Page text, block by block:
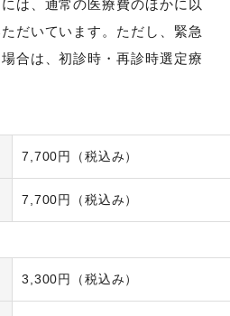
は、通常の医療費のほかに以
だいています。ただし、緊急
合は、初診時・再診時選定療
7,700円（税込み）
7,700円（税込み）
3,300円（税込み）